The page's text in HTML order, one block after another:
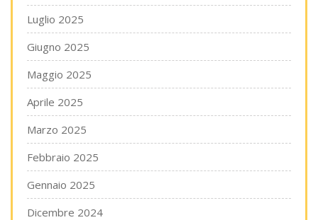
Luglio 2025
Giugno 2025
Maggio 2025
Aprile 2025
Marzo 2025
Febbraio 2025
Gennaio 2025
Dicembre 2024